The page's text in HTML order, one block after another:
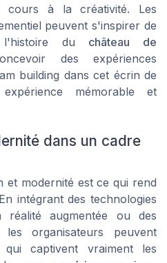
cours à la créativité. Les
peuvent s'inspirer de
du château de
des expériences
building dans cet écrin de
mémorable et
dans un cadre
et modernité est ce qui rend
intégrant des technologies
réalité augmentée ou des
les organisateurs peuvent
captivent vraiment les